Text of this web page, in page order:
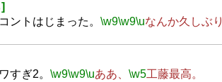
ントはじまった。 \w9\w9\uなんか久しぶり
すぎ2。 \w9\w9\uああ、 \w5工藤最高。